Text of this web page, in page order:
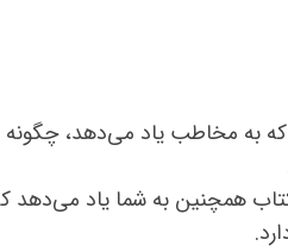
به مخاطب یاد می‌دهد، چگونه
همچنین به شما یاد می‌دهد